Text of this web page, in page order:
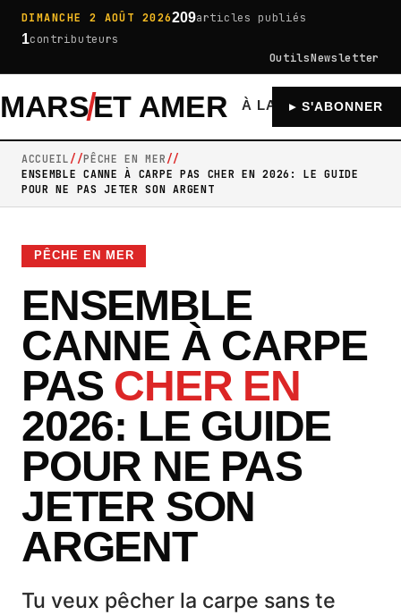
DIMANCHE 2 AOÛT 2026209articles publiés
1contributeurs
OutilsNewsletter
MARSET AMER À LA UNE▸ S'ABONNER
ACCUEIL
PÊCHE EN MER
ENSEMBLE CANNE À CARPE PAS CHER EN 2026: LE GUIDE
POUR NE PAS JETER SON ARGENT
PÊCHE EN MER
ENSEMBLE
CANNE À CARPE
PAS CHER EN
2026: LE GUIDE
POUR NE PAS
JETER SON
ARGENT
Tu veux pêcher la carpe sans te